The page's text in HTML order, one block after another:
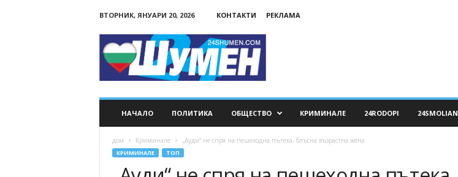
ВТОРНИК, ЯНУАРИ 20, 2026 КОНТАКТИ РЕКЛАМА
НАЧАЛО ПОЛИТИКА ОБЩЕСТВО КРИМИНАЛЕ 24RODOPI 24SMOLIAN
дом Криминале „Ауди“ не спря на пешеходна пътека, блъсна възрастна жена
КРИМИНАЛЕ ТОП